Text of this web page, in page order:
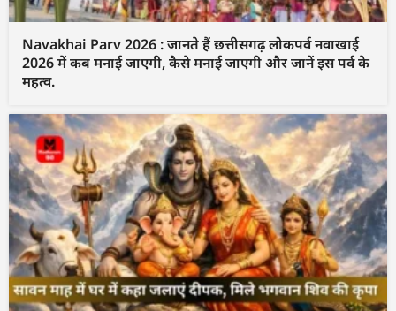
Navakhai Parv 2026 : जानते हैं छत्तीसगढ़ लोकपर्व नवाखाई
2026 में कब मनाई जाएगी, कैसे मनाई जाएगी और जानें इस पर्व के
महत्व.